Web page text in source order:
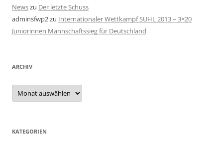
Newszu Der letzte Schuss
adminsfwp2zu Internationaler Wettkampf SUHL 2013 – 3×20
Juniorinnen Mannschaftssieg für Deutschland
ARCHIV
Archiv
KATEGORIEN